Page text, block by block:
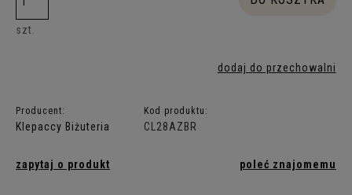
szt.
dodaj do przechowalni
Producent:
Klepaccy Biżuteria
Kod produktu:
CL28AZBR
zapytaj o produkt poleć znajomemu